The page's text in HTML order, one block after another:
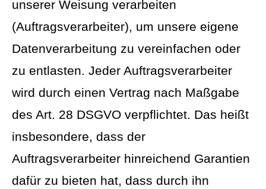
unserer Weisung verarbeiten
(Auftragsverarbeiter), um unsere eigene
Datenverarbeitung zu vereinfachen oder
zu entlasten. Jeder Auftragsverarbeiter
wird durch einen Vertrag nach Maßgabe
des Art. 28 DSGVO verpflichtet. Das heißt
insbesondere, dass der
Auftragsverarbeiter hinreichend Garantien
dafür zu bieten hat, dass durch ihn